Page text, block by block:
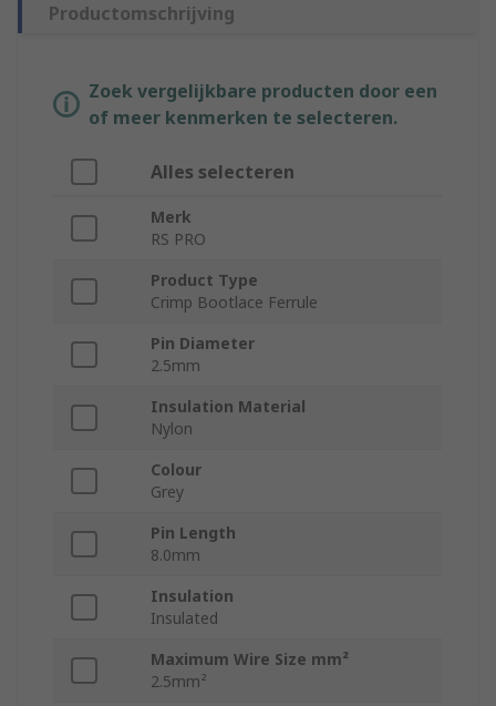
Productomschrijving
Zoek vergelijkbare producten door een
of meer kenmerken te selecteren.
Alles selecteren
Merk
RS PRO
Product Type
Crimp Bootlace Ferrule
Pin Diameter
2.5mm
Insulation Material
Nylon
Colour
Grey
Pin Length
8.0mm
Insulation
Insulated
Maximum Wire Size mm²
2.5mm²